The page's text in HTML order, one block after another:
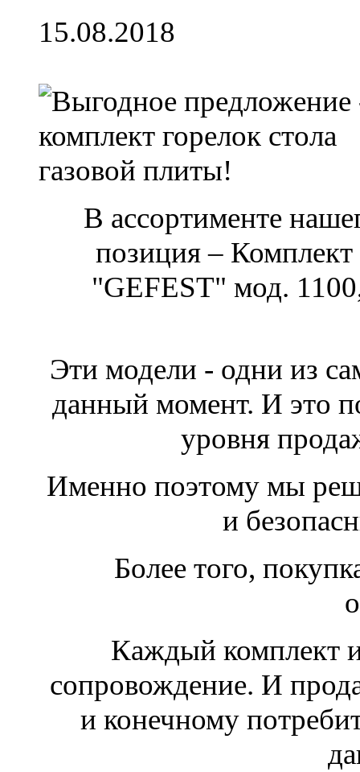
15.08.2018
В ассортименте
позиция – Комплект
"GEFEST" мод.
Эти модели - одни из
данный момент. И это
уровня
Именно поэтому мы
и
Более того,
Каждый комплект
сопровождение. И
и конечному